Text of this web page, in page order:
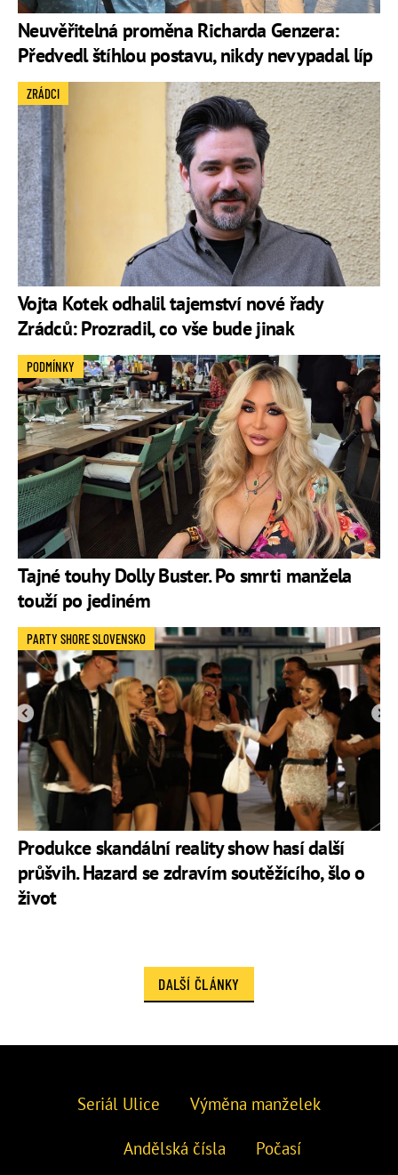
Neuvěřitelná proměna Richarda Genzera:
Předvedl štíhlou postavu, nikdy nevypadal líp
Vojta Kotek odhalil tajemství nové řady
Zrádců: Prozradil, co vše bude jinak
ZRÁDCI
Tajné touhy Dolly Buster. Po smrti manžela
touží po jediném
PODMÍNKY
Produkce skandální reality show hasí další
průšvih. Hazard se zdravím soutěžícího, šlo o
život
PARTY SHORE SLOVENSKO
DALŠÍ ČLÁNKY
Seriál Ulice Výměna manželek
Andělská čísla Počasí